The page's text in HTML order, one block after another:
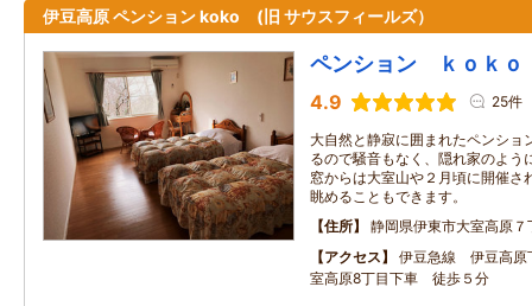
伊豆高原 ペンション koko (旧 サウスフィールズ）
ペンション ｋｏｋｏ
4.9 25件
大自然と静寂に囲まれたペンショ
るので騒音もなく、隠れ家のよう
窓からは大室山や２月頃に開催さ
眺めることもできます。
住所
静岡県伊東市大室高原７
アクセス
伊豆急線 伊豆高
室高原8丁目下車 徒歩５分